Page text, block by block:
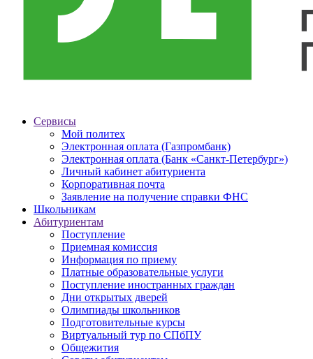
Сервисы
Мой политех
Электронная оплата (Газпромбанк)
Электронная оплата (Банк «Санкт-Петербург»)
Личный кабинет абитуриента
Корпоративная почта
Заявление на получение справки ФНС
Школьникам
Абитуриентам
Поступление
Приемная комиссия
Информация по приему
Платные образовательные услуги
Поступление иностранных граждан
Дни открытых дверей
Олимпиады школьников
Подготовительные курсы
Виртуальный тур по СПбПУ
Общежития